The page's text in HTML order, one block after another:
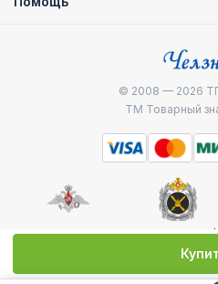
© 2008 — 2026
ТМ Товарный
Министерство
Генштаб ВС